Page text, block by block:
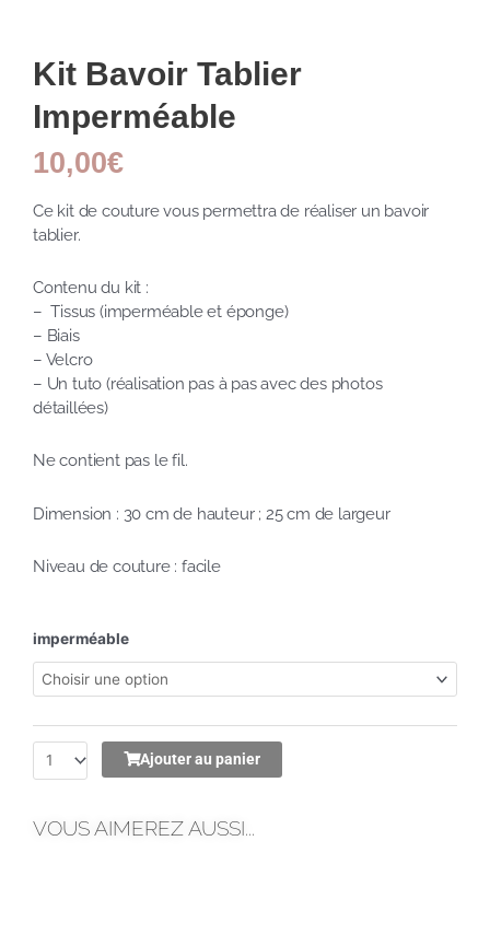
Kit Bavoir Tablier
Imperméable
10,00€
Ce kit de couture vous permettra de réaliser un bavoir
tablier.
Contenu du kit :
– Tissus (imperméable et éponge)
– Biais
– Velcro
– Un tuto (réalisation pas à pas avec des photos
détaillées)
Ne contient pas le fil.
Dimension : 30 cm de hauteur ; 25 cm de largeur
Niveau de couture : facile
imperméable
Ajouter au panier
VOUS AIMEREZ AUSSI...